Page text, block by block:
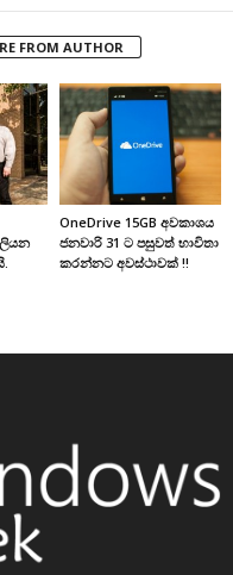
FROM AUTHOR
OneDrive 15GB අවකාශය
ජනවාරි 31 ට පසුවත් භාවිතා
කරන්නට අවස්ථාවක් !!